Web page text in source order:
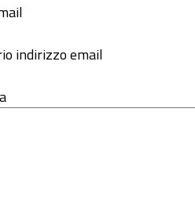
indirizzo email